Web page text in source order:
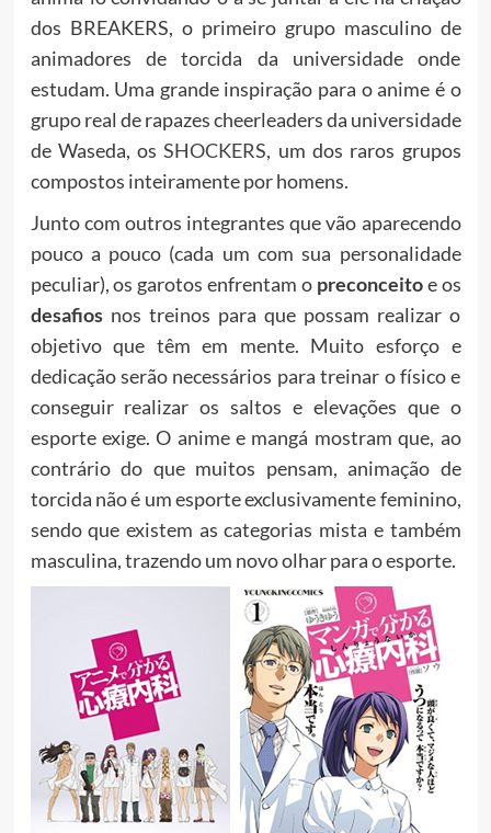
dos BREAKERS, o primeiro grupo masculino de
animadores de torcida da universidade onde
estudam. Uma grande inspiração para o anime é o
grupo real de rapazes cheerleaders da universidade
de Waseda, osSHOCKERS, um dos raros grupos
compostos inteiramente por homens.
Junto com outros integrantes que vão aparecendo
pouco a pouco (cada um com sua personalidade
peculiar), os garotos enfrentam o preconceitoe os
desafiosnos treinos para que possam realizar o
objetivo que têm em mente. Muito esforço e
dedicação serão necessários para treinar o físico e
conseguir realizar os saltos e elevações que o
esporte exige. O anime e mangá mostram que, ao
contrário do que muitos pensam, animação de
torcida não é um esporte exclusivamente feminino,
sendo que existem as categorias mista e também
masculina, trazendo um novo olhar para o esporte.